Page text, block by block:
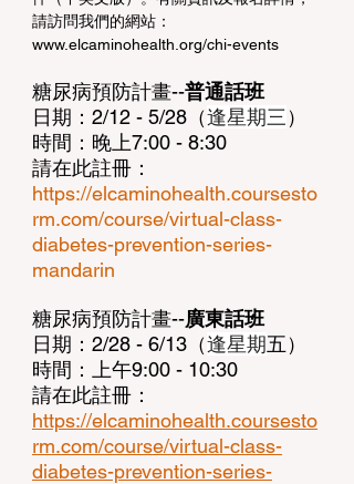
請訪問我們的網站：
www.elcaminohealth.org/chi-events
糖尿病預防計畫--普通話班
日期：2/12 - 5/28（逢星期三）
時間：晚上7:00 - 8:30
請在此註冊：
https://elcaminohealth.coursesto
rm.com/course/virtual-class-
diabetes-prevention-series-
mandarin
糖尿病預防計畫--廣東話班
日期：2/28 - 6/13（逢星期五）
時間：上午9:00 - 10:30
請在此註冊：
https://elcaminohealth.coursesto
rm.com/course/virtual-class-
diabetes-prevention-series-